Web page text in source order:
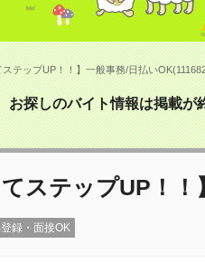
テップUP！！】一般事務/日払い
お探しのバイト情報は掲載が
てステップUP！
録・面接OK